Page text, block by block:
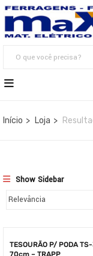
Início Loja
Show Sidebar
TESOURÃO P/ PODA
70cm – TRAPP